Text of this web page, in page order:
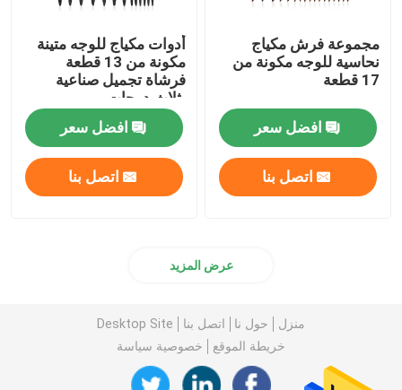
مجموعة فرش مكياج
نحاسية للوجه مكونة من
17 قطعة
افضل سعر
اتصل بنا
أدوات مكياج للوجه متينة
مكونة من 13 قطعة
فرشاة تجميل صناعية
بثلاث درجات
افضل سعر
اتصل بنا
عرض المزيد
منزل حول نا اتصل بنا
Desktop Site
خريطة الموقع
خصوصية سياسة